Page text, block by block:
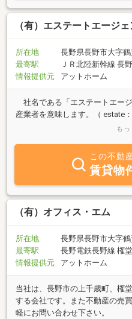
（有）エステートエージェ
所在地
長野県長野市大字
最寄駅
ＪＲ北陸新幹線 長
情報提供元
アットホーム
社名である「エステートエー
産業者を意味します。（ estate
当社は、〈気軽に安心して相談
利用、ならび管理・運用等のマ
ズに対応しながら、それら業務
気軽にご相談ください。
も
この不動
賃貸物
（有）オフィス・エム
所在地
長野県長野市大字
最寄駅
長野電鉄長野線 権
情報提供元
アットホーム
当社は、長野市の上千歳町、権
する会社です。また不動産の売
軽にお問い合わせ下さい。